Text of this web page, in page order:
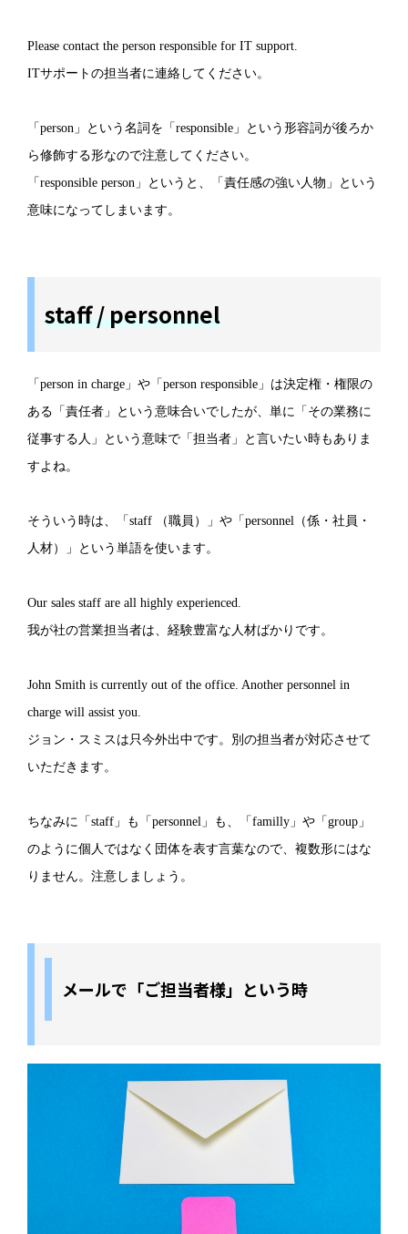
Please contact the person responsible for IT support.
ITサポートの担当者に連絡してください。
「person」という名詞を「responsible」という形容詞が後ろか
ら修飾する形なので注意してください。
「responsible person」というと、「責任感の強い人物」という
意味になってしまいます。
staff / personnel
「person in charge」や「person responsible」は決定権・権限の
ある「責任者」という意味合いでしたが、単に「その業務に
従事する人」という意味で「担当者」と言いたい時もありま
すよね。
そういう時は、「staff （職員）」や「personnel（係・社員・
人材）」という単語を使います。
Our sales staff are all highly experienced.
我が社の営業担当者は、経験豊富な人材ばかりです。
John Smith is currently out of the office. Another personnel in
charge will assist you.
ジョン・スミスは只今外出中です。別の担当者が対応させて
いただきます。
ちなみに「staff」も「personnel」も、「familly」や「group」
のように個人ではなく団体を表す言葉なので、複数形にはな
りません。注意しましょう。
メールで「ご担当者様」という時